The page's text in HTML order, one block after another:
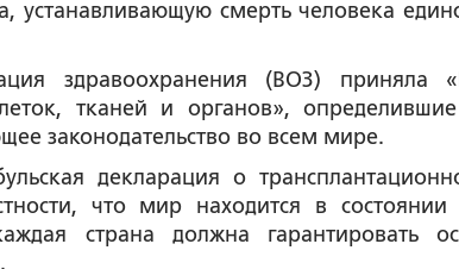
устанавливающую смерть человека
здравоохранения (ВОЗ) приняла
тканей и органов»,
законодательство во всем мире.
декларация о
что мир находится в
страна должна гарантировать